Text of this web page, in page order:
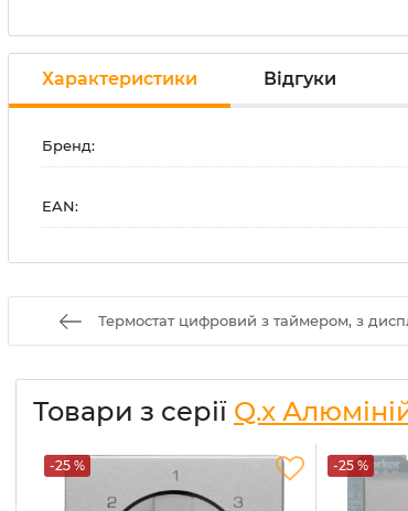
Характеристики Відгуки
Бренд:
EAN:
Термостат цифровий з таймером, з
Товари з серії Q.x
-25 % -25 %